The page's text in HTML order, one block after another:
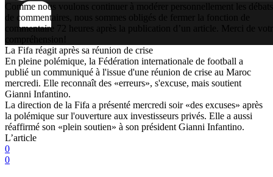
Comme nous voulons continuer à modérer personnellement les débats
de commentaires, nous sommes obligés de fermer la fonction de
commentaire 72 heures après la publication d’un article. Merci de
compréhension!
La Fifa réagit après sa réunion de crise
En pleine polémique, la Fédération internationale de football a
publié un communiqué à l'issue d'une réunion de crise au Maroc
mercredi. Elle reconnaît des «erreurs», s'excuse, mais soutient
Gianni Infantino.
La direction de la Fifa a présenté mercredi soir «des excuses» après
la polémique sur l'ouverture aux investisseurs privés. Elle a aussi
réaffirmé son «plein soutien» à son président Gianni Infantino.
L’article
0
0